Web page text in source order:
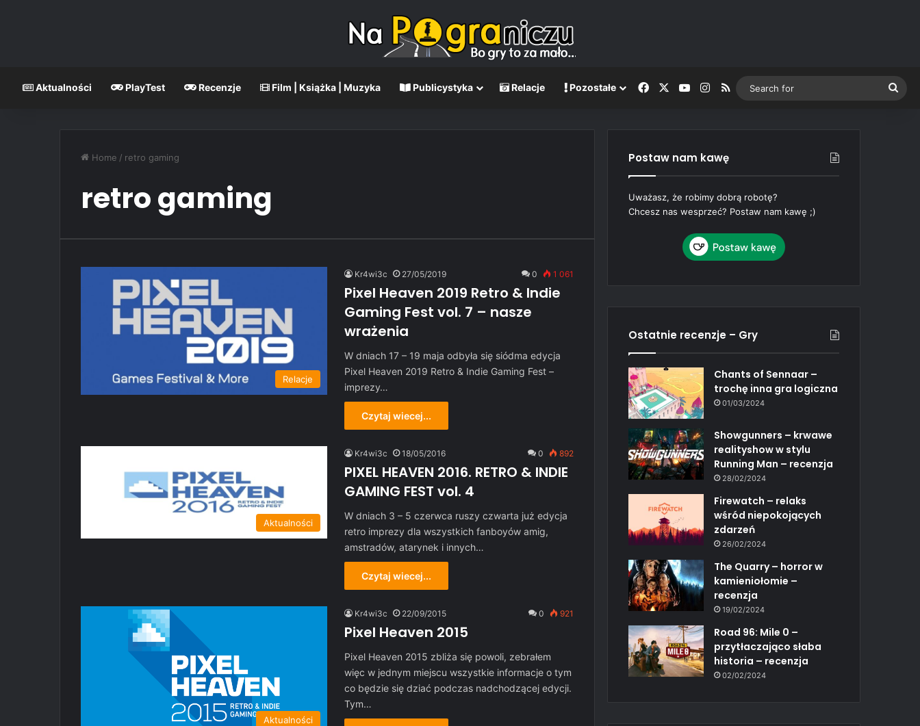
Aktualności PlayTest Recenzje Film | Książka | Muzyka Publicystyka Relacje Pozostałe Facebook YouTubeInstagram
RSS
Home / retro gaming
retro gaming
Relacje
Kr4wi3c 27/05/2019 0 1 061
Pixel Heaven 2019 Retro & Indie
Gaming Fest vol. 7 – nasze
wrażenia
W dniach 17 – 19 maja odbyła się siódma edycja
Pixel Heaven 2019 Retro & Indie Gaming Fest –
imprezy…
Czytaj wiecej...
Aktualności
Kr4wi3c 18/05/2016 0 892
PIXEL HEAVEN 2016. RETRO & INDIE
GAMING FEST vol. 4
W dniach 3 – 5 czerwca ruszy czwarta już edycja
retro imprezy dla wszystkich fanboyów amig,
amstradów, atarynek i innych…
Czytaj wiecej...
Aktualności
Kr4wi3c 22/09/2015 0 921
Pixel Heaven 2015
Pixel Heaven 2015 zbliża się powoli, zebrałem
więc w jednym miejscu wszystkie informacje o tym
co będzie się dziać podczas nadchodzącej edycji.
Tym…
Postaw nam kawę
Uważasz, że robimy dobrą robotę?
Chcesz nas wesprzeć? Postaw nam kawę ;)
Ostatnie recenzje – Gry
Chants of Sennaar –
trochę inna gra logiczna
01/03/2024
Showgunners – krwawe
realityshow w stylu
Running Man – recenzja
28/02/2024
Firewatch – relaks
wśród niepokojących
zdarzeń
26/02/2024
The Quarry – horror w
kamieniołomie –
recenzja
19/02/2024
Road 96: Mile 0 –
przytłaczająco słaba
historia – recenzja
02/02/2024